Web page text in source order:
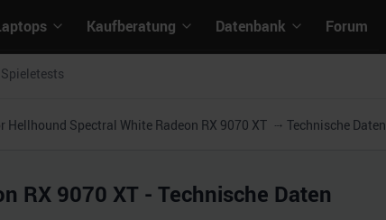
Kaufberatung Datenbank Forum
Hellhound Spectral White Radeon RX 9070 XT Technische Daten
RX 9070 XT - Technische Daten